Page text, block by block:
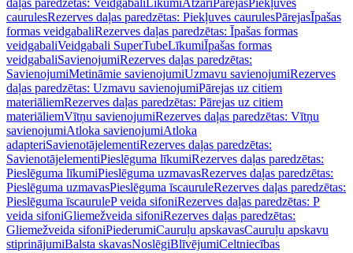
daļas paredzētas: Veidgabali LīkumiAtzari PārejasPiekļuves
caurulesRezerves daļas paredzētas: Piekļuves caurulesPārejasĪpašas
formas veidgabaliRezerves daļas paredzētas: Īpašas formas
veidgabaliVeidgabali SuperTubeLīkumiĪpašas formas
veidgabaliSavienojumiRezerves daļas paredzētas:
SavienojumiMetināmie savienojumiUzmavu savienojumiRezerves
daļas paredzētas: Uzmavu savienojumiPārejas uz citiem
materiāliemRezerves daļas paredzētas: Pārejas uz citiem
materiāliemVītņu savienojumiRezerves daļas paredzētas: Vītņu
savienojumiAtloka savienojumiAtloka
adapteriSavienotājelementiRezerves daļas paredzētas:
SavienotājelementiPieslēguma līkumiRezerves daļas paredzētas:
Pieslēguma līkumiPieslēguma uzmavasRezerves daļas paredzētas:
Pieslēguma uzmavasPieslēguma īscauruleRezerves daļas paredzētas:
Pieslēguma īscauruleP veida sifoniRezerves daļas paredzētas: P
veida sifoniGliemežveida sifoniRezerves daļas paredzētas:
Gliemežveida sifoniPiederumiCauruļu apskavasCauruļu apskavu
stiprinājumiBalsta skavasNoslēgiBlīvējumiCeltniecības